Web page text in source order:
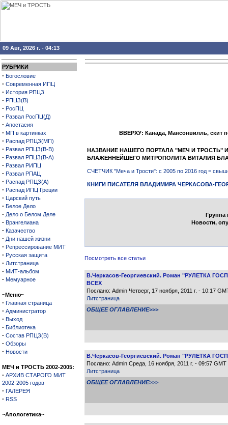
09 Авг, 2026 г. - 04:13
РУБРИКИ
· Богословие
· Современная ИПЦ
· История РПЦЗ
· РПЦЗ(В)
· РосПЦ
· Развал РосПЦ(Д)
· Апостасия
· МП в картинках
· Распад РПЦЗ(МП)
· Развал РПЦЗ(В-В)
· Развал РПЦЗ(В-А)
· Развал РИПЦ
· Развал РПАЦ
· Распад РПЦЗ(А)
· Распад ИПЦ Греции
· Царский путь
· Белое Дело
· Дело о Белом Деле
· Врангелиана
· Казачество
· Дни нашей жизни
· Репрессирование МИТ
· Русская защита
· Литстраница
· МИТ-альбом
· Мемуарное
~Меню~
· Главная страница
· Администратор
· Выход
· Библиотека
· Состав РПЦЗ(В)
· Обзоры
· Новости
МЕЧ и ТРОСТЬ 2002-2005:
· АРХИВ СТАРОГО МИТ
2002-2005 годов
· ГАЛЕРЕЯ
· RSS
~Апологетика~
ВВЕРХУ: Канада, Мансонвилль, скит
НАЗВАНИЕ НАШЕГО ПОРТАЛА "МЕЧ И ТРОСТЬ"
БЛАЖЕННЕЙШЕГО МИТРОПОЛИТА ВИТАЛИЯ
СЧЕТЧИК "Меча и Трости": с 2005 по 2016 год =
КНИГИ ПИСАТЕЛЯ ВЛАДИМИРА ЧЕРКАСОВА-
Группа
Новости,
Посмотреть все статьи
В.Черкасов-Георгиевский. Роман "РУЛЕТКА
ВСЕХ
Послано: Admin Четверг, 17 ноября, 2011 г. - 10:17
Литстраница
ОБЩЕЕ ОГЛАВЛЕНИЕ>>>
В.Черкасов-Георгиевский. Роман "РУЛЕТКА
Послано: Admin Среда, 16 ноября, 2011 г. - 09:57 GMT
Литстраница
ОБЩЕЕ ОГЛАВЛЕНИЕ>>>